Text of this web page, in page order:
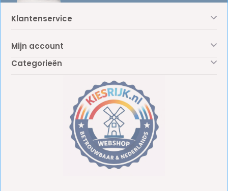
Klantenservice
Mijn account
Categorieën